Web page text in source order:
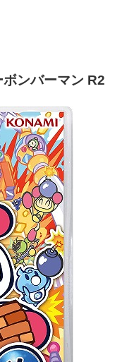
ンバーマン R2